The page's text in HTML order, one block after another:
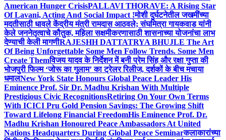
American Hunger CrisisPALLAVI THORAVE: A Rising Star
Of Lavani, Acting And Social Impact !मोशी दुर्घटनेतील जखमींच्या
मदतीसाठी धावले केंद्रीय मंत्री रामदास आठवले; संघमित्रा गायकवाड यांनी
केले जननेतृत्वाचे कौतुक, महिला सक्षमीकरणासाठी शासनाच्या योजनांचा लाभ
देण्याची केली मागणीRAJESHH DATTATRYA BHUJLE The Art
Of Being Unforgettable Some Men Follow Trends. Some Men
Create Themविजय यादव के निर्देशन में बनी प्रेम सिंह और रक्षा गुप्ता की
भोजपुरी फिल्म ‘जोरू का गुलाम’ का ट्रेलर रिलीज, दर्शकों के बीच मचाया
धमालNew York State Honours Global Peace Leader His
Eminence Prof. Sir Dr. Madhu Krishan With Multiple
Prestigious Civic RecognitionsRetiring On Your Own Terms
With ICICI Pru Gold Pension Savings: The Growing Shift
Toward Lifelong Financial FreedomHis Eminence Prof. Dr.
Madhu Krishan Honoured Peace Ambassadors At United
Nations Headquarters During Global Peace Seminarकलाकारांच्या